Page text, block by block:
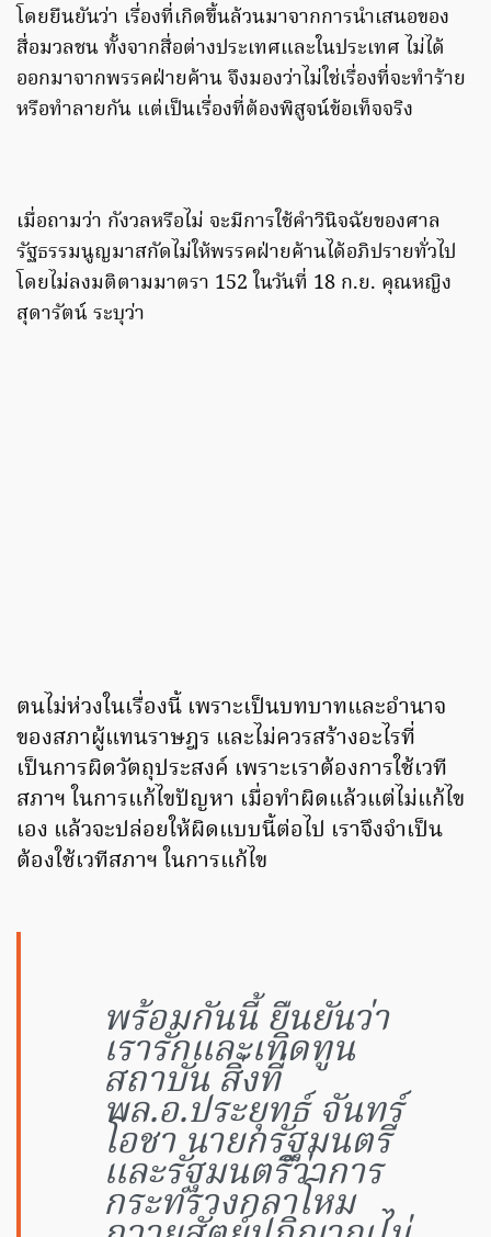
โดยยืนยันว่า เรื่องที่เกิดขึ้นล้วนมาจากการนำเสนอของ
สื่อมวลชน ทั้งจากสื่อต่างประเทศและในประเทศ ไม่ได้
ออกมาจากพรรคฝ่ายค้าน จึงมองว่าไม่ใช่เรื่องที่จะทำร้าย
หรือทำลายกัน แต่เป็นเรื่องที่ต้องพิสูจน์ข้อเท็จจริง
เมื่อถามว่า กังวลหรือไม่ จะมีการใช้คำวินิจฉัยของศาล
รัฐธรรมนูญมาสกัดไม่ให้พรรคฝ่ายค้านได้อภิปรายทั่วไป
โดยไม่ลงมติตามมาตรา 152 ในวันที่ 18 ก.ย. คุณหญิง
สุดารัตน์ ระบุว่า
ตนไม่ห่วงในเรื่องนี้ เพราะเป็นบทบาทและอำนาจ
ของสภาผู้แทนราษฎร และไม่ควรสร้างอะไรที่
เป็นการผิดวัตถุประสงค์ เพราะเราต้องการใช้เวที
สภาฯ ในการแก้ไขปัญหา เมื่อทำผิดแล้วแต่ไม่แก้ไข
เอง แล้วจะปล่อยให้ผิดแบบนี้ต่อไป เราจึงจำเป็น
ต้องใช้เวทีสภาฯ ในการแก้ไข
พร้อมกันนี้ ยืนยันว่า
เรารักและเทิดทูน
สถาบัน สิ่งที่
พล.อ.ประยุทธ์ จันทร์
โอชา นายกรัฐมนตรี
และรัฐมนตรีว่าการ
กระทรวงกลาโหม